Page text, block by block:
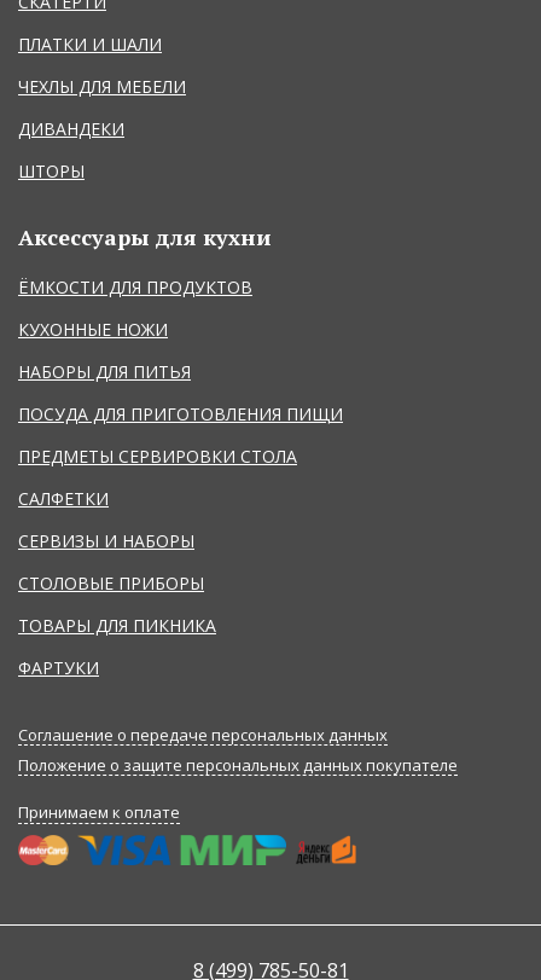
ПЛАТКИ И ШАЛИ
ЧЕХЛЫ ДЛЯ МЕБЕЛИ
ДИВАНДЕКИ
ШТОРЫ
Аксессуары для кухни
ЁМКОСТИ ДЛЯ ПРОДУКТОВ
КУХОННЫЕ НОЖИ
НАБОРЫ ДЛЯ ПИТЬЯ
ПОСУДА ДЛЯ ПРИГОТОВЛЕНИЯ ПИЩИ
ПРЕДМЕТЫ СЕРВИРОВКИ СТОЛА
САЛФЕТКИ
СЕРВИЗЫ И НАБОРЫ
СТОЛОВЫЕ ПРИБОРЫ
ТОВАРЫ ДЛЯ ПИКНИКА
ФАРТУКИ
Соглашение о передаче персональных данных
Положение о защите персональных данных покупателе
Принимаем к оплате
8 (499) 785-50-81